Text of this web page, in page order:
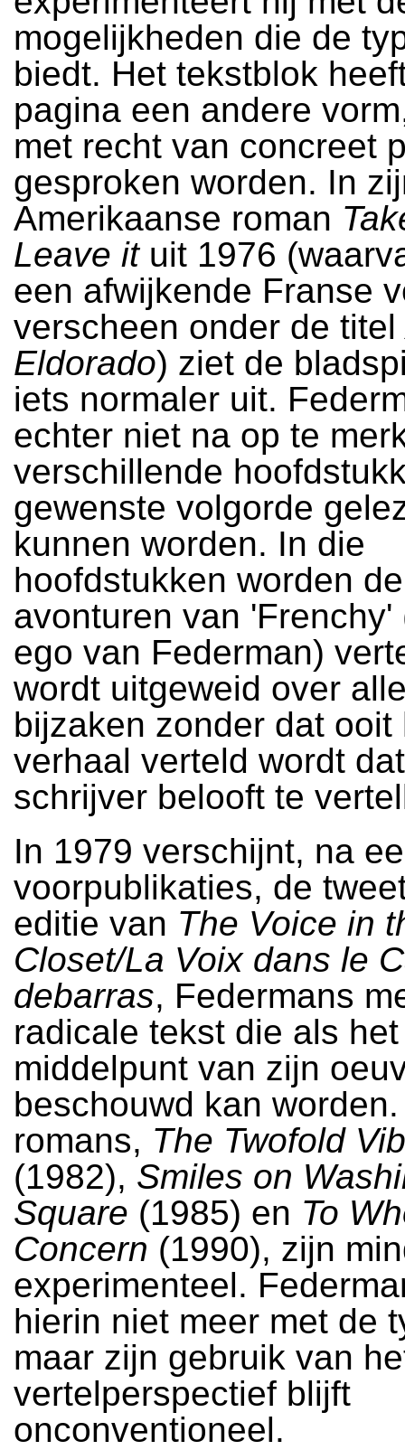
mogelijkheden die de
biedt. Het tekstblok
pagina een andere
met recht van concreet
gesproken worden. In
Amerikaanse roman
Leave ituit 1976
een afwijkende Franse
verscheen onder de titel
Eldorado) ziet de
iets normaler uit.
echter niet na op te
verschillende
gewenste volgorde
kunnen worden. In die
hoofdstukken worden
avonturen van 'Frenchy'
ego van Federman)
wordt uitgeweid over
bijzaken zonder dat ooit
verhaal verteld wordt
schrijver belooft te
In 1979 verschijnt, na
voorpublikaties, de
editie van The Voice in
Closet/La Voix dans le
debarras, Federmans
radicale tekst die als het
middelpunt van zijn
beschouwd kan
romans, The Twofold
(1982), Smiles on
Square (1985) en To
Concern (1990), zijn
experimenteel.
hierin niet meer met de
maar zijn gebruik van
vertelperspectief blijft
onconventioneel.